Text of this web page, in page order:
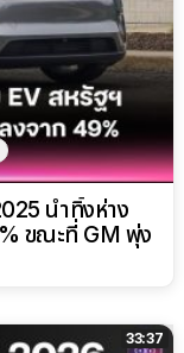
นำทิ้งห่าง
ขณะที่ GM พุ่ง
33:37